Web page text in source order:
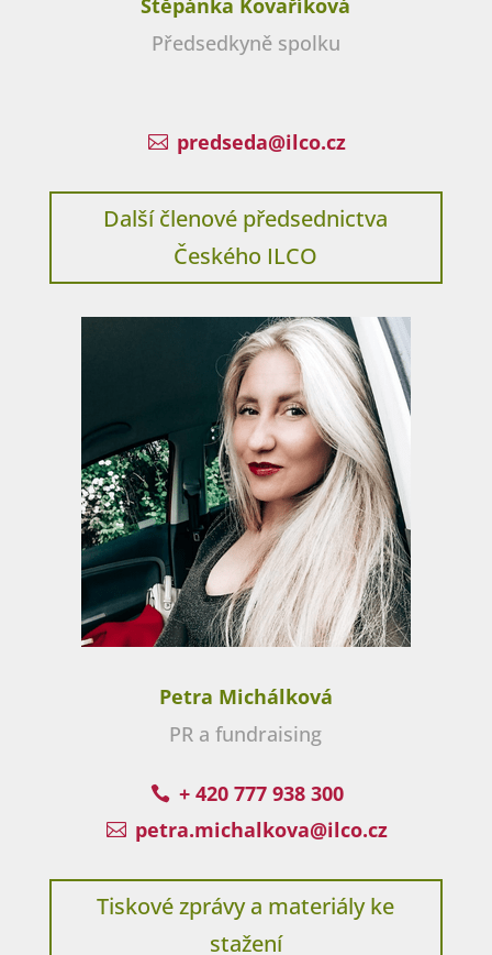
Předsedkyně spolku
 predseda@ilco.cz
Další členové předsednictva
Českého ILCO
Petra Michálková
PR a fundraising
 + 420 777 938 300
 petra.michalkova@ilco.cz
Tiskové zprávy a materiály ke
stažení